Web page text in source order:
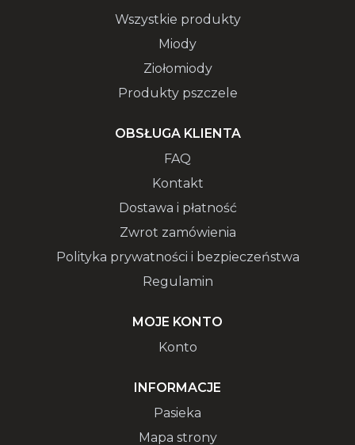
Wszystkie produkty
Miody
Ziołomiody
Produkty pszczele
OBSŁUGA KLIENTA
FAQ
Kontakt
Dostawa i płatność
Zwrot zamówienia
Polityka prywatności i bezpieczeństwa
Regulamin
MOJE KONTO
Konto
INFORMACJE
Pasieka
Mapa strony